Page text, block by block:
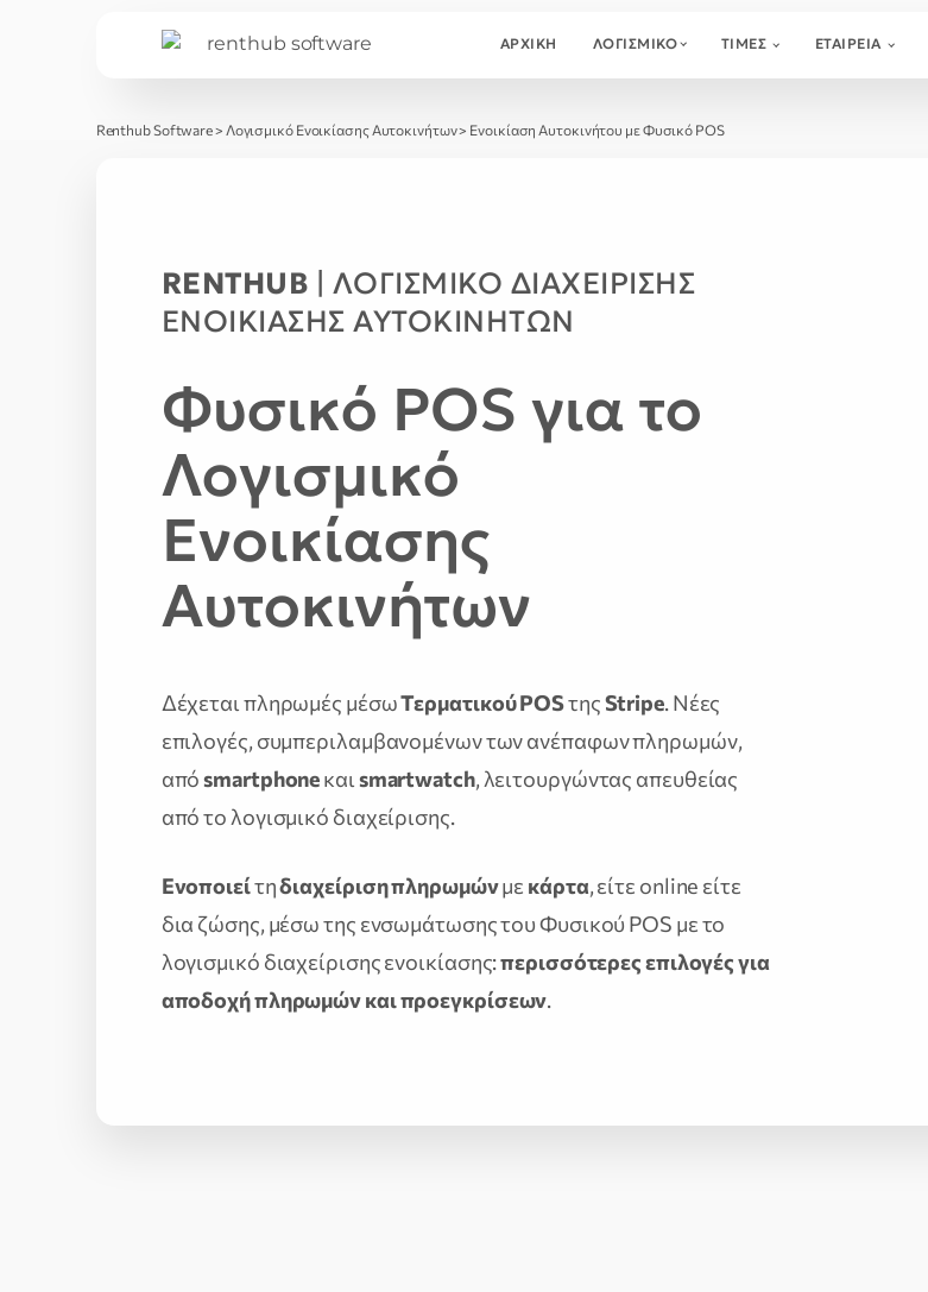
ΑΡΧΙΚΗ ΛΟΓΙΣΜΙΚΟ ΤΙΜΕΣ ΕΤΑΙΡΕΙΑ
Renthub Software> Λογισμικό Ενοικίασης Αυτοκινήτων> Ενοικίαση Αυτοκινήτου με Φυσικό POS
RENTHUB | ΛΟΓΙΣΜΙΚΌ ΔΙΑΧΕΊΡΙΣΗΣ
ΕΝΟΙΚΊΑΣΗΣ ΑΥΤΟΚΙΝΉΤΩΝ
Φυσικό POS για το
Λογισμικό
Ενοικίασης
Αυτοκινήτων
Δέχεται πληρωμές μέσωΤερματικού POSτηςStripe. Νέες
επιλογές, συμπεριλαμβανομένων των ανέπαφων πληρωμών,
απόsmartphoneκαιsmartwatch, λειτουργώντας απευθείας
από το λογισμικό διαχείρισης.
Ενοποιείτηδιαχείριση πληρωμώνμε κάρτα, είτε online είτε
δια ζώσης, μέσω της ενσωμάτωσης του Φυσικού POS με το
λογισμικό διαχείρισης ενοικίασης:περισσότερες επιλογές για
αποδοχή πληρωμών και προεγκρίσεων.